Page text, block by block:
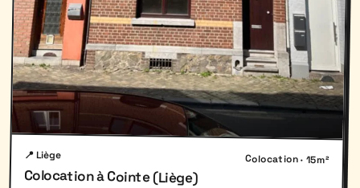
📍 Liège Colocation · 15m²
Colocation à Cointe (Liège)